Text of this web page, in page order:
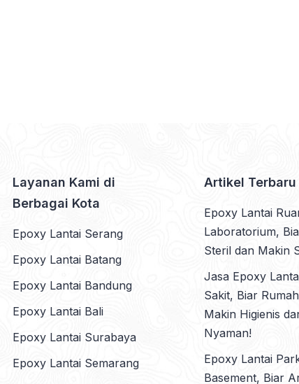
Layanan Kami di
Berbagai Kota
Epoxy Lantai Serang
Epoxy Lantai Batang
Epoxy Lantai Bandung
Epoxy Lantai Bali
Epoxy Lantai Surabaya
Epoxy Lantai Semarang
Artikel Terbaru
Epoxy Lantai
Laboratorium,
Steril dan Makin
Jasa Epoxy
Sakit, Biar
Makin Higienis
Nyaman!
Epoxy Lantai
Basement, Biar